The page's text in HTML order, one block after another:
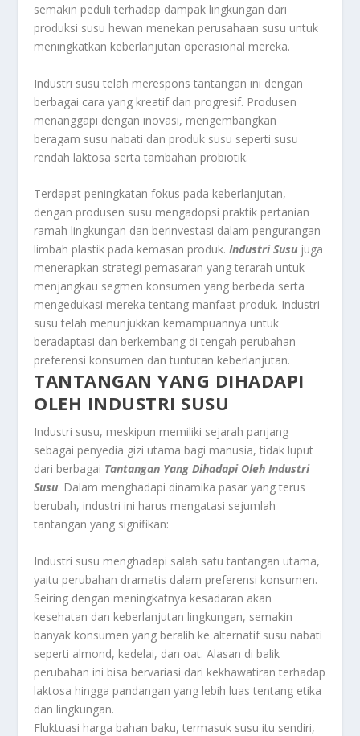
semakin peduli terhadap dampak lingkungan dari
produksi susu hewan menekan perusahaan susu untuk
meningkatkan keberlanjutan operasional mereka.
Industri susu telah merespons tantangan ini dengan
berbagai cara yang kreatif dan progresif. Produsen
menanggapi dengan inovasi, mengembangkan
beragam susu nabati dan produk susu seperti susu
rendah laktosa serta tambahan probiotik.
Terdapat peningkatan fokus pada keberlanjutan,
dengan produsen susu mengadopsi praktik pertanian
ramah lingkungan dan berinvestasi dalam pengurangan
limbah plastik pada kemasan produk.Industri Susu juga
menerapkan strategi pemasaran yang terarah untuk
menjangkau segmen konsumen yang berbeda serta
mengedukasi mereka tentang manfaat produk. Industri
susu telah menunjukkan kemampuannya untuk
beradaptasi dan berkembang di tengah perubahan
preferensi konsumen dan tuntutan keberlanjutan.
TANTANGAN YANG DIHADAPI
OLEH INDUSTRI SUSU
Industri susu, meskipun memiliki sejarah panjang
sebagai penyedia gizi utama bagi manusia, tidak luput
dari berbagai Tantangan Yang Dihadapi Oleh Industri
Susu. Dalam menghadapi dinamika pasar yang terus
berubah, industri ini harus mengatasi sejumlah
tantangan yang signifikan:
Industri susu menghadapi salah satu tantangan utama,
yaitu perubahan dramatis dalam preferensi konsumen.
Seiring dengan meningkatnya kesadaran akan
kesehatan dan keberlanjutan lingkungan, semakin
banyak konsumen yang beralih ke alternatif susu nabati
seperti almond, kedelai, dan oat. Alasan di balik
perubahan ini bisa bervariasi dari kekhawatiran terhadap
laktosa hingga pandangan yang lebih luas tentang etika
dan lingkungan.
Fluktuasi harga bahan baku, termasuk susu itu sendiri,